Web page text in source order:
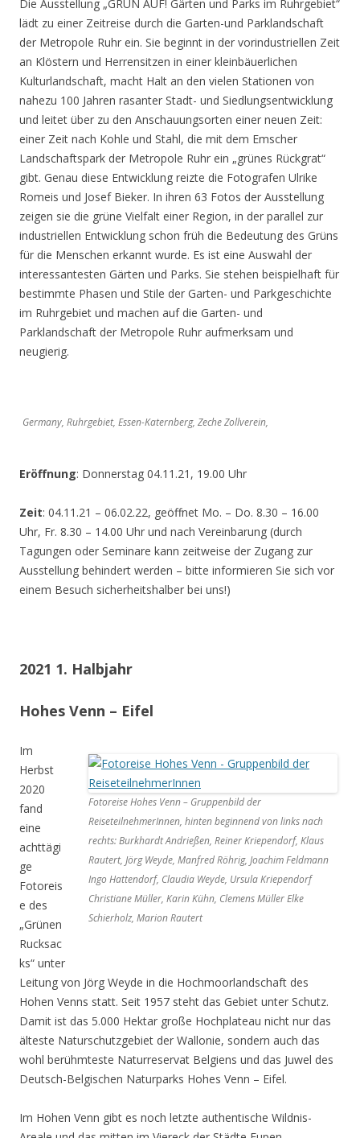
Die Ausstellung „GRÜN AUF! Gärten und Parks im Ruhrgebiet“
lädt zu einer Zeitreise durch die Garten-und Parklandschaft
der Metropole Ruhr ein. Sie beginnt in der vorindustriellen Zeit
an Klöstern und Herrensitzen in einer kleinbäuerlichen
Kulturlandschaft, macht Halt an den vielen Stationen von
nahezu 100 Jahren rasanter Stadt- und Siedlungsentwicklung
und leitet über zu den Anschauungsorten einer neuen Zeit:
einer Zeit nach Kohle und Stahl, die mit dem Emscher
Landschaftspark der Metropole Ruhr ein „grünes Rückgrat“
gibt. Genau diese Entwicklung reizte die Fotografen Ulrike
Romeis und Josef Bieker. In ihren 63 Fotos der Ausstellung
zeigen sie die grüne Vielfalt einer Region, in der parallel zur
industriellen Entwicklung schon früh die Bedeutung des Grüns
für die Menschen erkannt wurde. Es ist eine Auswahl der
interessantesten Gärten und Parks. Sie stehen beispielhaft für
bestimmte Phasen und Stile der Garten- und Parkgeschichte
im Ruhrgebiet und machen auf die Garten- und
Parklandschaft der Metropole Ruhr aufmerksam und
neugierig.
Germany, Ruhrgebiet, Essen-Katernberg, Zeche Zollverein,
Eröffnung: Donnerstag 04.11.21, 19.00 Uhr
Zeit: 04.11.21 – 06.02.22, geöffnet Mo. – Do. 8.30 – 16.00
Uhr, Fr. 8.30 – 14.00 Uhr und nach Vereinbarung (durch
Tagungen oder Seminare kann zeitweise der Zugang zur
Ausstellung behindert werden – bitte informieren Sie sich vor
einem Besuch sicherheitshalber bei uns!)
2021 1. Halbjahr
Hohes Venn – Eifel
Fotoreise Hohes Venn – Gruppenbild der
ReiseteilnehmerInnen, hinten beginnend von links nach
rechts: Burkhardt Andrießen, Reiner Kriependorf, Klaus
Rautert, Jörg Weyde, Manfred Röhrig, Joachim Feldmann
Ingo Hattendorf, Claudia Weyde, Ursula Kriependorf
Christiane Müller, Karin Kühn, Clemens Müller Elke
Schierholz, Marion Rautert
Im
Herbst
2020
fand
eine
achttägi
ge
Fotoreis
e des
„Grünen
Rucksac
ks“ unter
Leitung von Jörg Weyde in die Hochmoorlandschaft des
Hohen Venns statt. Seit 1957 steht das Gebiet unter Schutz.
Damit ist das 5.000 Hektar große Hochplateau nicht nur das
älteste Naturschutzgebiet der Wallonie, sondern auch das
wohl berühmteste Naturreservat Belgiens und das Juwel des
Deutsch-Belgischen Naturparks Hohes Venn – Eifel.
Im Hohen Venn gibt es noch letzte authentische Wildnis-